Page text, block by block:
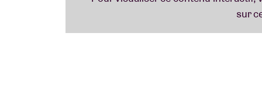
quelque peu excessif. Malheureusement,
l’absurdité de ce monde. Un peu d’auto-
forment sa recette parfaite pour survivre